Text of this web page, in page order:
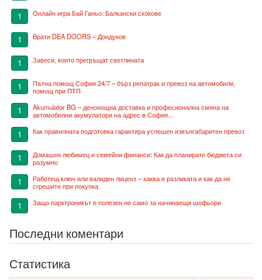
1 Онлайн игра Бай Ганьо: Балкански скокове
1 Врати DEA DOORS – Дондуков
1 Завеси, които прегръщат светлината
1
Пътна помощ София 24/7 – бърз репатрак и превоз на автомобили,
помощ при ПТП
1
Akumulator BG – денонощна доставка и професионална смяна на
автомобилни акумулатори на адрес в София...
1 Как правилната подготовка гарантира успешен извънгабаритен превоз
1
Домашен любимец и семейни финанси: Как да планирате бюджета си
разумно
1
Работещ ключ или валиден лиценз – каква е разликата и как да не
сгрешите при покупка
1 Защо парктроникът е полезен не само за начинаещи шофьори
Последни коментари
Статистика